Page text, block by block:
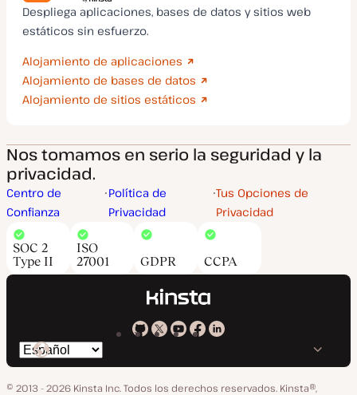
Despliega aplicaciones, bases de datos y sitios web
estáticos sin esfuerzo.
Alojamiento de aplicaciones
Alojamiento de bases de datos
Alojamiento de sitios estáticos
Nos tomamos en serio la seguridad y la
privacidad.
Centro de
Confianza
Política de
Privacidad
Tus Opciones de
Privacidad
SOC 2
Type II
ISO
27001
GDPR CCPA
Kinsta
GitHub
Kinsta
X
Kinsta
YouTube
Kinsta
Facebook
Kinsta
LinkedIn
Cambiar
idioma
© 2013 - 2026 Kinsta Inc. Todos los derechos reservados. Kinsta®,